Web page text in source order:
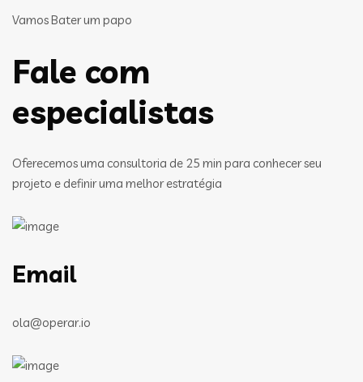
Vamos Bater um papo
Fale com
especialistas
Oferecemos uma consultoria de 25 min para conhecer seu
projeto e definir uma melhor estratégia
Email
ola@operar.io